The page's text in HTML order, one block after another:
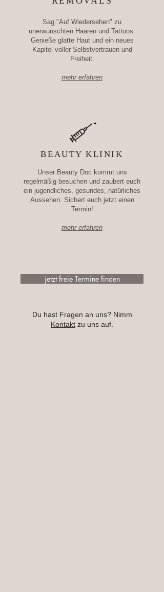
Sag "Auf Wiedersehen" zu
unerwünschten Haaren und Tattoos.
Genieße glatte Haut und ein neues
Kapitel voller Selbstvertrauen und
Freiheit.
mehr erfahren
BEAUTY KLINIK
Unser Beauty Doc kommt uns
regelmäßig besuchen und zaubert euch
ein jugendliches, gesundes, natürliches
Aussehen. Sichert euch jetzt einen
Termin!
mehr erfahren
jetzt freie Termine finden
Du hast Fragen an uns? Nimm
Kontakt zu uns auf.